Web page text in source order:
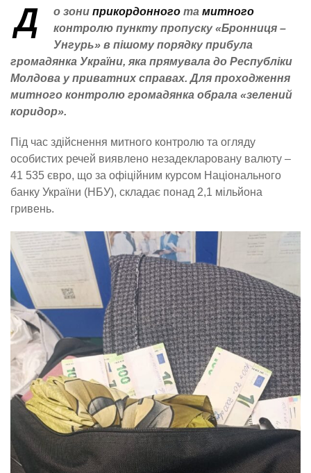
Д о зони прикордонного та митного
контролю пункту пропуску «Бронниця –
Унгурь» в пішому порядку прибула
громадянка України, яка прямувала до Республіки
Молдова у приватних справах. Для проходження
митного контролю громадянка обрала «зелений
коридор».
Під час здійснення митного контролю та огляду
особистих речей виявлено незадекларовану валюту –
41 535 євро, що за офіційним курсом Національного
банку України (НБУ), складає понад 2,1 мільйона
гривень.